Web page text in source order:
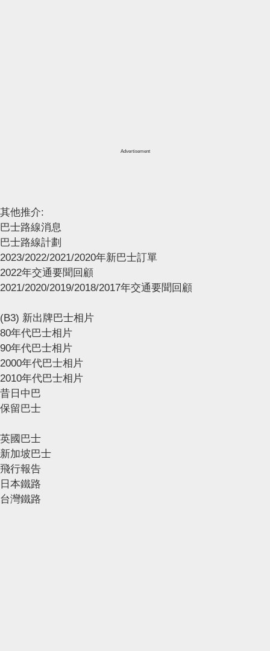
Advertisement
其他推介:
巴士路線消息
巴士路線計劃
2023/2022/2021/2020年新巴士訂單
2022年交通要聞回顧
2021/2020/2019/2018/2017年交通要聞回顧
(B3) 新出牌巴士相片
80年代巴士相片
90年代巴士相片
2000年代巴士相片
2010年代巴士相片
昔日中巴
保留巴士
英國巴士
新加坡巴士
飛行報告
日本鐵路
台灣鐵路